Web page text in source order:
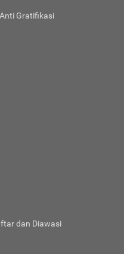
Anti Gratifikasi
dan Diawasi